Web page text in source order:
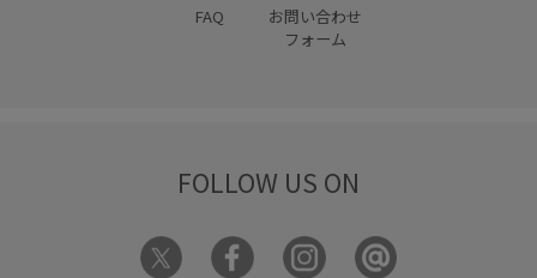
FAQ
お問い合わせ
フォーム
FOLLOW US ON